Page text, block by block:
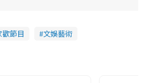
歡節目 文娛藝術